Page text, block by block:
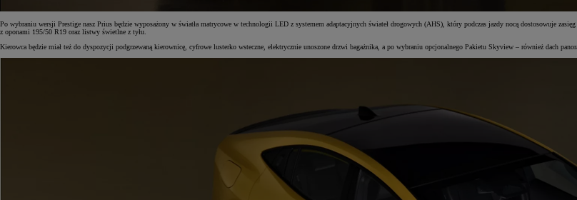
Po wybraniu wersji Prestige nasz Prius będzie wyposażony w światła matrycowe w technologii LED z systemem adaptacyjnych świateł drogowych (AHS), który podczas jazdy nocą dostosowuje
z oponami 195/50 R19 oraz listwy świetlne z tyłu.
Kierowca będzie miał też do dyspozycji podgrzewaną kierownicę, cyfrowe lusterko wsteczne, elektrycznie unoszone drzwi bagażnika, a po wybraniu opcjonalnego Pakietu Skyview – również dach